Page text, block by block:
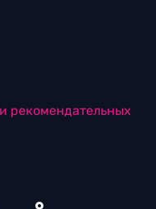
рекомендательных